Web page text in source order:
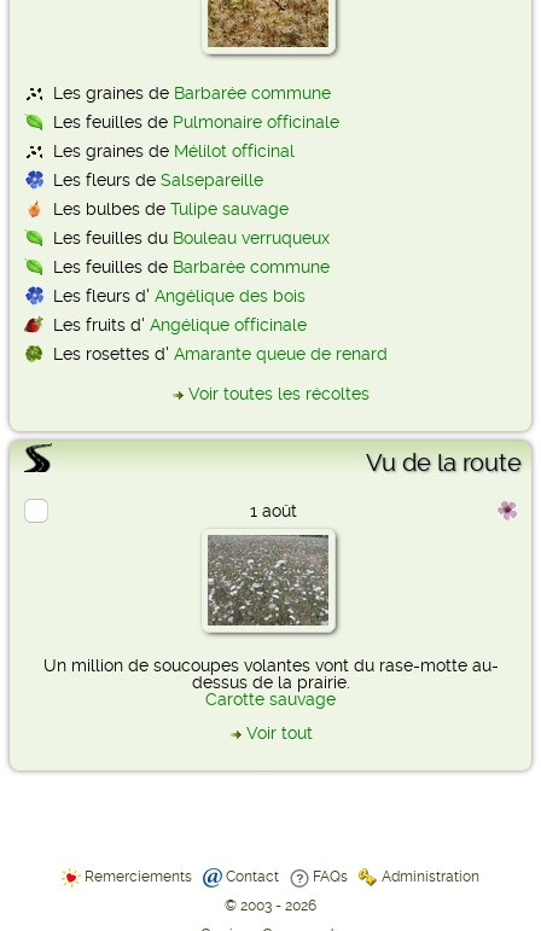
Les graines de Barbarée commune
Les feuilles de Pulmonaire officinale
Les graines de Mélilot officinal
Les fleurs de Salsepareille
Les bulbes de Tulipe sauvage
Les feuilles du Bouleau verruqueux
Les feuilles de Barbarée commune
Les fleurs d' Angélique des bois
Les fruits d' Angélique officinale
Les rosettes d' Amarante queue de renard
Voir toutes les récoltes
Vu de la route
1 août
Un million de soucoupes volantes vont du rase-motte au-
dessus de la prairie.
Carotte sauvage
Voir tout
Remerciements Contact FAQs
Administration
© 2003 - 2026